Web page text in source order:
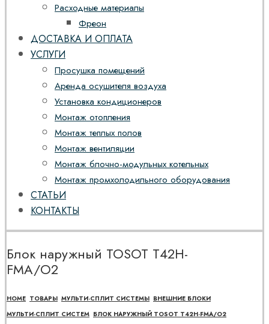
Расходные материалы
Фреон
ДОСТАВКА И ОПЛАТА
УСЛУГИ
Просушка помещений
Аренда осушителя воздуха
Установка кондиционеров
Монтаж отопления
Монтаж теплых полов
Монтаж вентиляции
Монтаж блочно-модульных котельных
Монтаж промхолодильного оборудования
СТАТЬИ
КОНТАКТЫ
Блок наружный TOSOT T42H-
FMA/O2
HOME ТОВАРЫ МУЛЬТИ-СПЛИТ СИСТЕМЫ ВНЕШНИЕ БЛОКИ
МУЛЬТИ-СПЛИТ СИСТЕМ БЛОК НАРУЖНЫЙ TOSOT T42H-FMA/O2